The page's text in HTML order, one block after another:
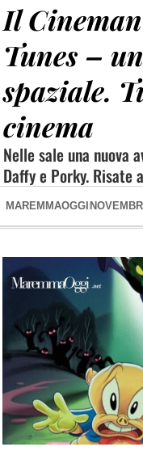
Il
Tunes –
spaziale.
cinema
Nelle sale una nuova
Daffy e Porky.
MAREMMAOGGI